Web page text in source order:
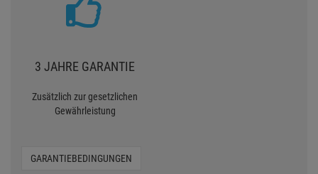
3 JAHRE GARANTIE
Zusätzlich zur gesetzlichen
Gewährleistung
GARANTIEBEDINGUNGEN